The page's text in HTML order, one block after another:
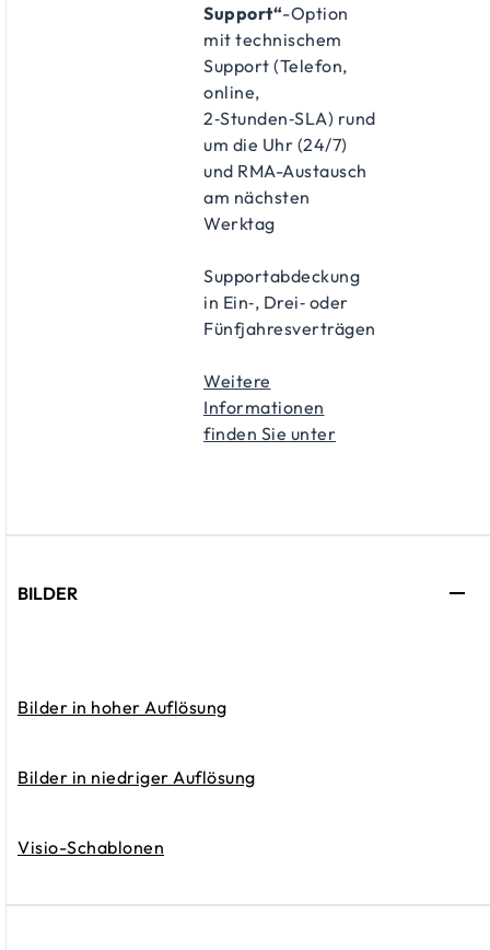
Support“-Option
mit technischem
Support (Telefon,
online,
2‑Stunden‑SLA) rund
um die Uhr (24/7)
und RMA-Austausch
am nächsten
Werktag
Supportabdeckung
in Ein‑, Drei‑ oder
Fünfjahresverträgen
Weitere
Informationen
finden Sie unter
BILDER
Bilder in hoher Auflösung
Bilder in niedriger Auflösung
Visio-Schablonen